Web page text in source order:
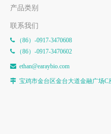
产品类别
联系我们
（86）-0917-3470608
（86）-0917-3470602
 ethan@earaybio.com
 宝鸡市金台区金台大道金融广场C